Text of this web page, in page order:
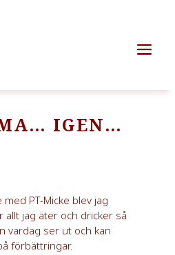
IGEN…
PT-Micke blev jag
allt jag äter och dricker så
vardag ser ut och kan
förbättringar.